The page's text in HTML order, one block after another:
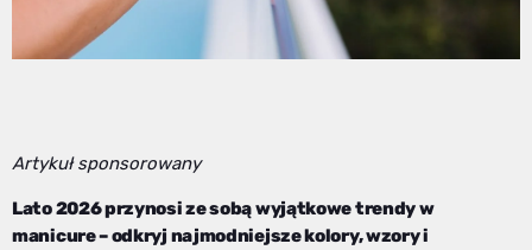
Artykuł sponsorowany
Lato 2026 przynosi ze sobą wyjątkowe trendy w
manicure – odkryj najmodniejsze kolory, wzory i